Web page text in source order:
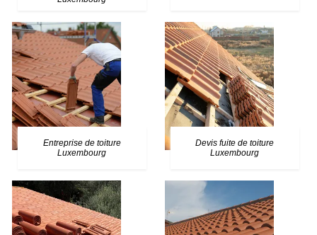
Entreprise de toiture
Luxembourg
Devis fuite de toiture
Luxembourg